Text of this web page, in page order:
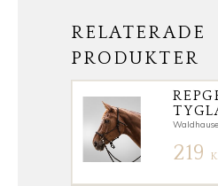
RELATERADE
PRODUKTER
219